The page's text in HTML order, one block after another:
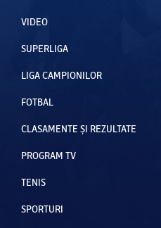
VIDEO
SUPERLIGA
LIGA CAMPIONILOR
FOTBAL
CLASAMENTE ȘI REZULTATE
PROGRAM TV
TENIS
SPORTURI